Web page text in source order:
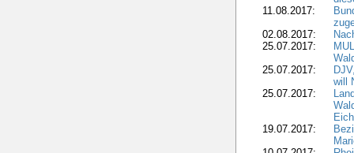
11.08.2017:
02.08.2017:
25.07.2017:
25.07.2017:
will
25.07.2017:
19.07.2017: